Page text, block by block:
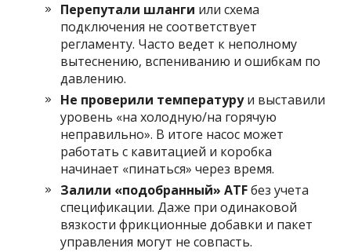
Перепутали шланги или схема
подключения не соответствует
регламенту. Часто ведет к неполному
вытеснению, вспениванию и ошибкам по
давлению.
Не проверили температуруи выставили
уровень «на холодную/на горячую
неправильно». В итоге насос может
работать с кавитацией и коробка
начинает «пинаться» через время.
Залили «подобранный» ATFбез учета
спецификации. Даже при одинаковой
вязкости фрикционные добавки и пакет
управления могут не совпасть.